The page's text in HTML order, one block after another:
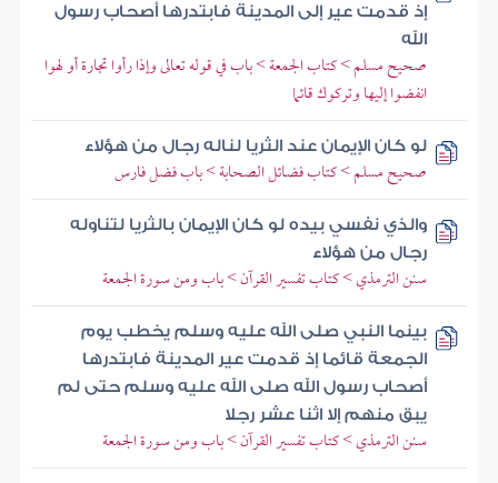
إذ قدمت عير إلى المدينة فابتدرها أصحاب رسول
الله
صحيح مسلم > كتاب الجمعة > باب في قوله تعالى وإذا رأوا تجارة أو لهوا
انفضوا إليها وتركوك قائما
لو كان الإيمان عند الثريا لناله رجال من هؤلاء
صحيح مسلم > كتاب فضائل الصحابة > باب فضل فارس
والذي نفسي بيده لو كان الإيمان بالثريا لتناوله
رجال من هؤلاء
سنن الترمذي > كتاب تفسير القرآن > باب ومن سورة الجمعة
بينما النبي صلى الله عليه وسلم يخطب يوم
الجمعة قائما إذ قدمت عير المدينة فابتدرها
أصحاب رسول الله صلى الله عليه وسلم حتى لم
يبق منهم إلا اثنا عشر رجلا
سنن الترمذي > كتاب تفسير القرآن > باب ومن سورة الجمعة